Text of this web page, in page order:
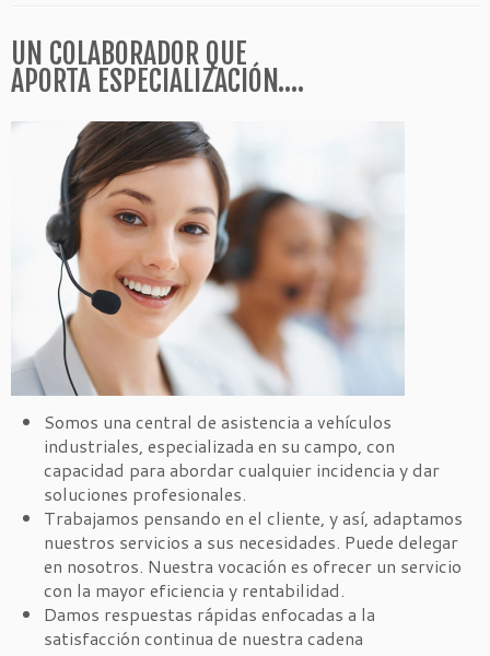
UN COLABORADOR QUE
APORTA ESPECIALIZACIÓN….
Somos una central de asistencia a vehículos
industriales, especializada en su campo, con
capacidad para abordar cualquier incidencia y dar
soluciones profesionales.
Trabajamos pensando en el cliente, y así, adaptamos
nuestros servicios a sus necesidades. Puede delegar
en nosotros. Nuestra vocación es ofrecer un servicio
con la mayor eficiencia y rentabilidad.
Damos respuestas rápidas enfocadas a la
satisfacción continua de nuestra cadena